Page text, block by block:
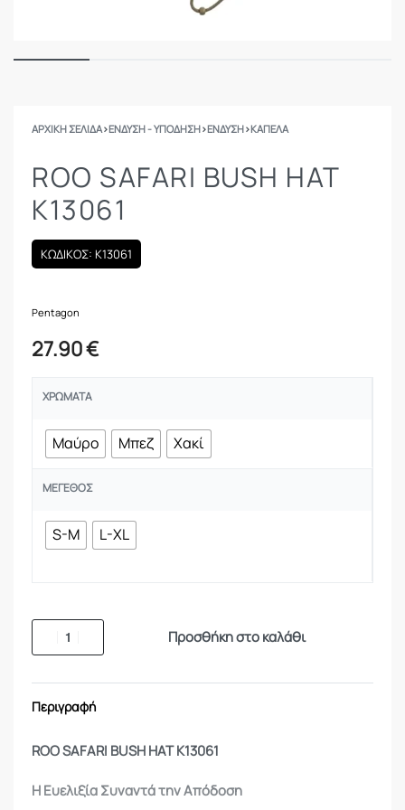
ΑΡΧΙΚΉ ΣΕΛΊΔΑ›ΕΝΔΥΣΗ - ΥΠΟΔΗΣΗ›ΕΝΔΥΣΗ›ΚΑΠΈΛΑ
ROO SAFARI BUSH HAT
K13061
ΚΩΔΙΚΟΣ: K13061
Pentagon
27.90€
ΧΡΏΜΑΤΑ
Μαύρο Μπεζ Χακί
ΜΈΓΕΘΟΣ
S-M L-XL
Προσθήκη στο καλάθι
Περιγραφή
ROO SAFARI BUSH HAT K13061
Η Ευελιξία Συναντά την Απόδοση